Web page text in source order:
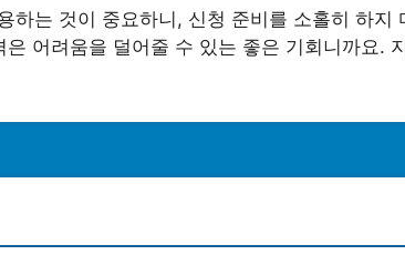
하는 것이 중요하니, 신청 준비를 소홀히 하지
어려움을 덜어줄 수 있는 좋은 기회니까요.